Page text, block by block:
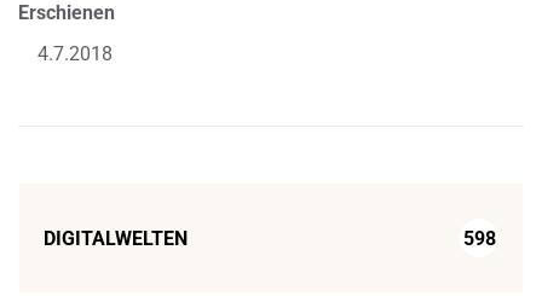
Erschienen
4.7.2018
DIGITALWELTEN 598